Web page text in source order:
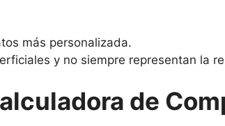
más personalizada.
y no siempre representan la
de